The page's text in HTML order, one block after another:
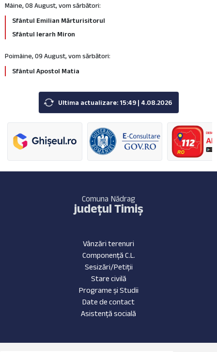
Mâine, 08 August, vom sărbători:
Sfântul Emilian Mărturisitorul
Sfântul Ierarh Miron
Poimâine, 09 August, vom sărbători:
Sfântul Apostol Matia
Ultima actualizare: 15:49 | 4.08.2026
Comuna Nădrag
județul Timiș
Vânzări terenuri
Componență C.L.
Sesizări/Petiții
Stare civilă
Programe și Studii
Date de contact
Asistență socială